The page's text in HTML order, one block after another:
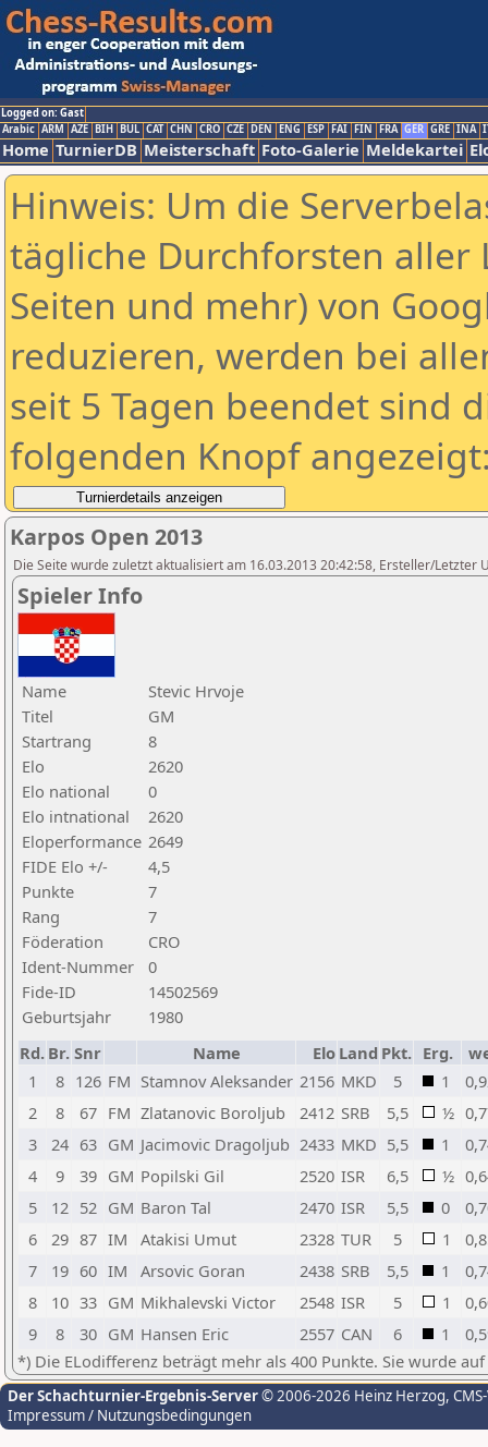
Logged on: Gast
Arabic ARM AZE BIH BUL CAT CHN CRO CZE DEN ENG ESP FAI FIN FRA GER GRE INA
Home TurnierDB Meisterschaft Foto-Galerie Meldekartei
Hinweis: Um die
tägliche Durchforsten aller
Seiten und mehr) von
reduzieren, werden bei
seit 5 Tagen beendet sind
folgenden Knopf
Karpos Open 2013
Die Seite wurde zuletzt aktualisiert am 16.03.2013 20:42:58, Ersteller/Letzter
Spieler Info
Name
Stevic Hrvoje
Titel
GM
Startrang
8
Elo
2620
Elo national
0
Elo intnational
2620
Eloperformance 2649
FIDE Elo +/-
4,5
Punkte
7
Rang
7
Föderation
CRO
Ident-Nummer
0
Fide-ID
14502569
Geburtsjahr
1980
Rd. Br. Snr Name Elo Land Pkt. Erg.
1
8 126 FM Stamnov Aleksander 2156 MKD 5 1
2
8 67 FM Zlatanovic Boroljub 2412 SRB 5,5 ½
3
24 63 GM Jacimovic Dragoljub 2433 MKD 5,5 1
4
9 39 GM Popilski Gil 2520 ISR 6,5 ½
5
12 52 GM Baron Tal 2470 ISR 5,5 0
6
29 87 IM Atakisi Umut 2328 TUR 5 1
7
19 60 IM Arsovic Goran 2438 SRB 5,5 1
8
10 33 GM Mikhalevski Victor 2548 ISR 5 1
9
8 30 GM Hansen Eric 2557 CAN 6 1
*) Die ELodifferenz beträgt mehr als 400 Punkte. Sie wurde
Der Schachturnier-Ergebnis-Server© 2006-2026 Heinz Herzog,
Impressum / Nutzungsbedingungen